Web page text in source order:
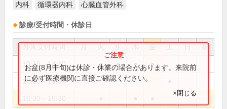
内科 循環器内科 心臓血管外科
診療/受付時間・休診日
祝
10:30～14:30 ● ● ● ●
10:30～15:30
お盆(8月中旬)は休診・休業の場合があります。来院前
に必ず医療機関に直接ご確認ください。
×閉じる